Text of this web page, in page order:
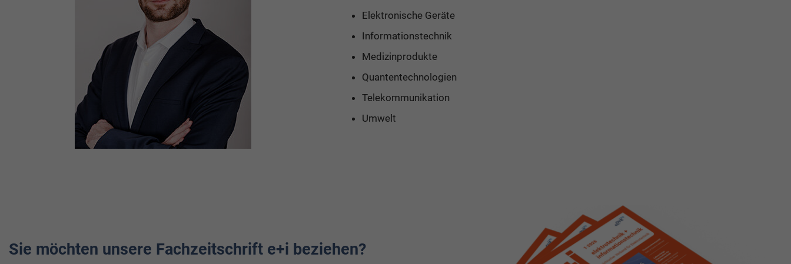
Elektronische Geräte
Informationstechnik
Medizinprodukte
Quantentechnologien
Telekommunikation
Umwelt
Sie möchten unsere Fachzeitschrift e+i beziehen?